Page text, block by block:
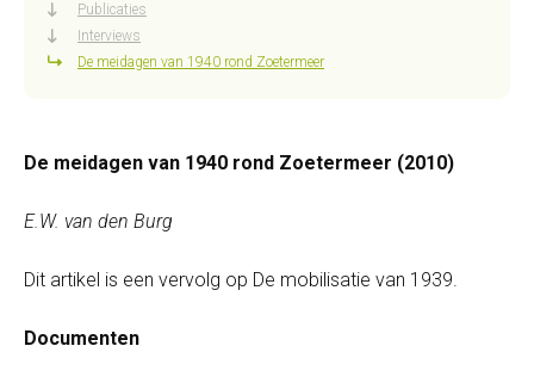
Publicaties
Interviews
De meidagen van 1940 rond Zoetermeer
De meidagen van 1940 rond Zoetermeer (2010)
E.W. van den Burg
Dit artikel is een vervolg op De mobilisatie van 1939.
Documenten